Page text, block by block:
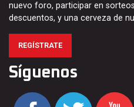
nuevo foro, participar en
descuentos, y una cerveza de
REGÍSTRATE
Síguenos